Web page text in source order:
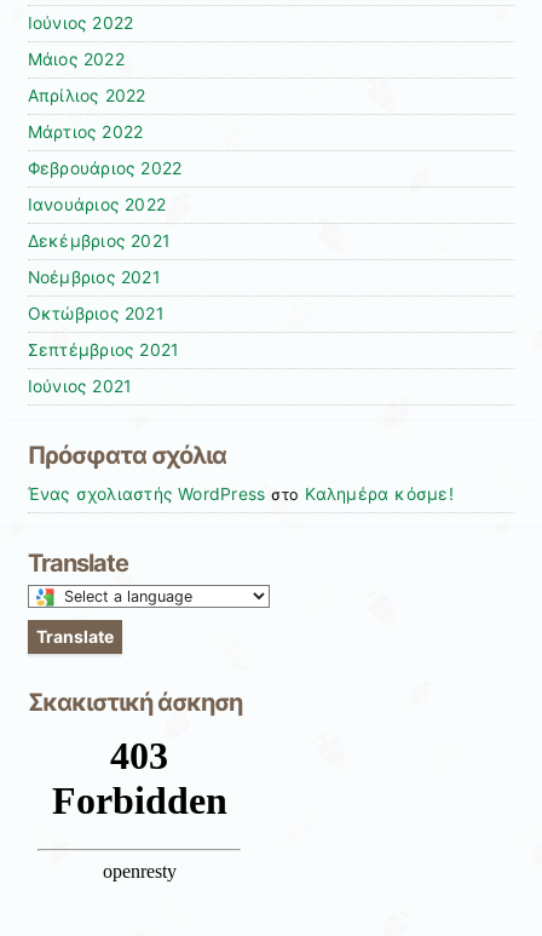
Ιούνιος 2022
Μάιος 2022
Απρίλιος 2022
Μάρτιος 2022
Φεβρουάριος 2022
Ιανουάριος 2022
Δεκέμβριος 2021
Νοέμβριος 2021
Οκτώβριος 2021
Σεπτέμβριος 2021
Ιούνιος 2021
Πρόσφατα σχόλια
Ένας σχολιαστής WordPress στο Καλημέρα κόσμε!
Translate
Select
a
language
translate
Translate
Σκακιστική άσκηση